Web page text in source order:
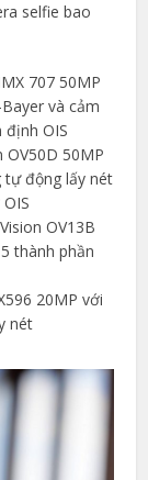
selfie bao
707 50MP
và cảm
định OIS
OV50D 50MP
tự động lấy nét
OV13B
thành phần
20MP với
nét